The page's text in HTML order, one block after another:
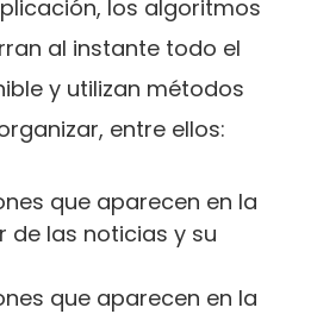
los algoritmos
al instante todo el
y utilizan métodos
entre ellos:
que aparecen en la
de las noticias y su
que aparecen en la